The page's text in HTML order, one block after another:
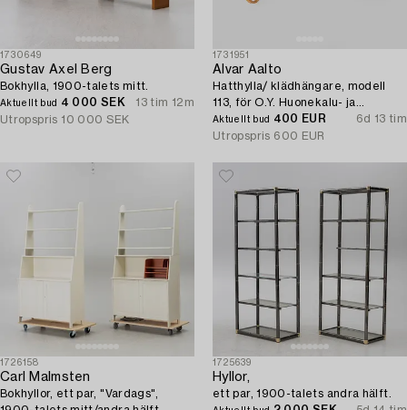
1730649
Gustav Axel Berg
Bokhylla, 1900-talets mitt.
Aktuellt bud 4 000 SEK
13 tim 12m
Utropspris 10 000 SEK
1731951
Alvar Aalto
Hatthylla/ klädhängare, modell
113, för O.Y. Huonekalu- ja
Rakennustyötehdas A.B 1930/40-
tal.
Aktuellt bud 400 EUR
6d 13 tim
Utropspris 600 EUR
1726158
Carl Malmsten
Bokhyllor, ett par, "Vardags",
1725639
Hyllor,
ett par, 1900-talets andra hälft.